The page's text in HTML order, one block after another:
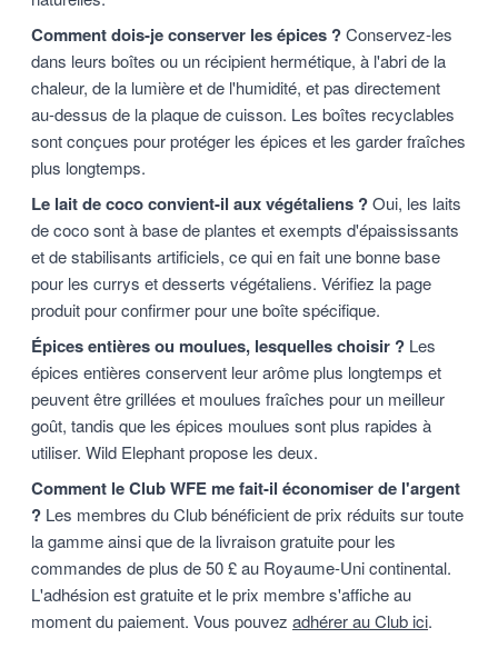
Comment dois-je conserver les épices ?Conservez-les
dans leurs boîtes ou un récipient hermétique, à l'abri de la
chaleur, de la lumière et de l'humidité, et pas directement
au-dessus de la plaque de cuisson. Les boîtes recyclables
sont conçues pour protéger les épices et les garder fraîches
plus longtemps.
Le lait de coco convient-il aux végétaliens ?Oui, les laits
de coco sont à base de plantes et exempts d'épaississants
et de stabilisants artificiels, ce qui en fait une bonne base
pour les currys et desserts végétaliens. Vérifiez la page
produit pour confirmer pour une boîte spécifique.
Épices entières ou moulues, lesquelles choisir ? Les
épices entières conservent leur arôme plus longtemps et
peuvent être grillées et moulues fraîches pour un meilleur
goût, tandis que les épices moulues sont plus rapides à
utiliser. Wild Elephant propose les deux.
Comment le Club WFE me fait-il économiser de l'argent
? Les membres du Club bénéficient de prix réduits sur toute
la gamme ainsi que de la livraison gratuite pour les
commandes de plus de 50 £ au Royaume-Uni continental.
L'adhésion est gratuite et le prix membre s'affiche au
moment du paiement. Vous pouvez adhérer au Club ici.